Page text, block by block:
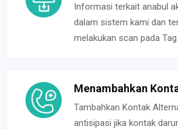
Informasi terkait anabul
dalam sistem kami dan
melakukan scan pada Tag
Menambahkan
Tambahkan Kontak
antisipasi jika kontak